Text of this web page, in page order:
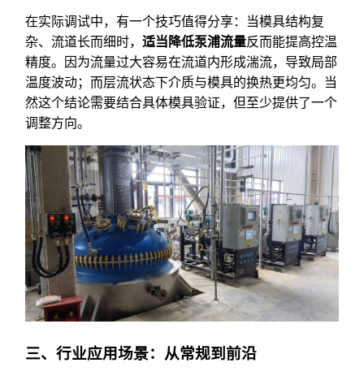
在实际调试中，有一个技巧值得分享：当模具结构复
杂、流道长而细时， 适当降低泵浦流量反而能提高控温
精度。因为流量过大容易在流道内形成湍流，导致局部
温度波动；而层流状态下介质与模具的换热更均匀。当
然这个结论需要结合具体模具验证，但至少提供了一个
调整方向。
三、行业应用场景：从常规到前沿